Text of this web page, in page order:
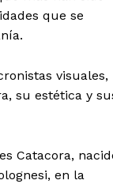
que se
visuales,
su estética y
Catacora,
en la